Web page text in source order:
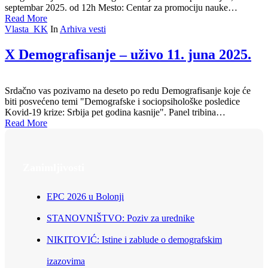
septembar 2025. od 12h Mesto: Centar za promociju nauke…
Read More
Vlasta_KK In Arhiva vesti
X Demografisanje – uživo 11. juna 2025.
Srdačno vas pozivamo na deseto po redu Demografisanje koje će
biti posvećeno temi "Demografske i sociopsihološke posledice
Kovid-19 krize: Srbija pet godina kasnije". Panel tribina…
Read More
EPC 2026 u Bolonji
STANOVNIŠTVO: Poziv za urednike
NIKITOVIĆ: Istine i zablude o demografskim
izazovima